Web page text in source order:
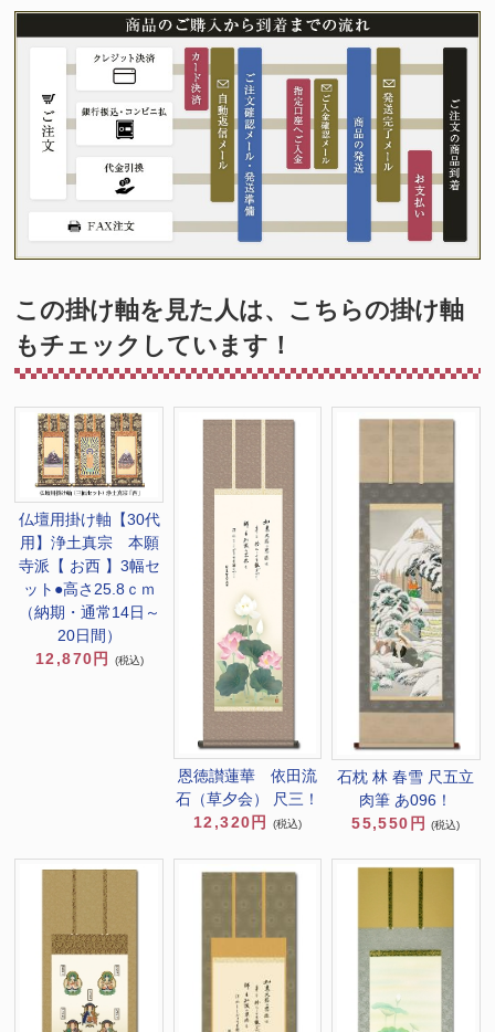
この掛け軸を見た人は、こちらの掛け軸
もチェックしています！
仏壇用掛け軸【30代
用】浄土真宗 本願
寺派【 お西 】3幅セ
ット●高さ25.8ｃｍ
（納期・通常14日～
20日間）
12,870円
(税込)
恩徳讃蓮華 依田流
石（草夕会） 尺三！
12,320円
(税込)
石枕 林 春雪 尺五立
肉筆 あ096！
55,550円
(税込)